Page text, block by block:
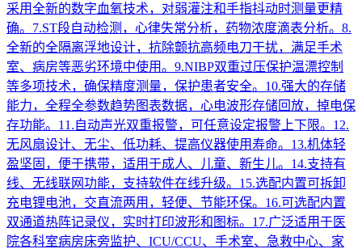
采用全新的数字血氧技术，对弱灌注和手指抖动时测量更精
确。7.ST段自动检测，心律失常分析，药物浓度滴表分析。8.
全新的全隔离浮地设计，抗除颤抗高频电刀干扰，满足手术
室、病房等恶劣环境中使用。9.NIBP双重过压保护温漂控制
等多项技术，确保精度测量，保护患者安全。10.强大的存储
能力，全程全参数趋势图表数据，心电波形存储回放，掉电保
存功能。11.自动声光双重报警，可任意设定报警上下限。12.
无风扇设计、无尘、低功耗、提高仪器使用寿命。13.机体轻
盈坚固，便于携带，适用于成人、儿童、新生儿。14.支持有
线、无线联网功能，支持软件在线升级。15.选配内置可拆卸
充电锂电池，交直流两用，轻便、节能环保。16.可选配内置
双通道热阵记录仪，实时打印波形和图标。17.广泛适用于医
院各科室病房床旁监护、ICU/CCU、手术室、急救中心、家